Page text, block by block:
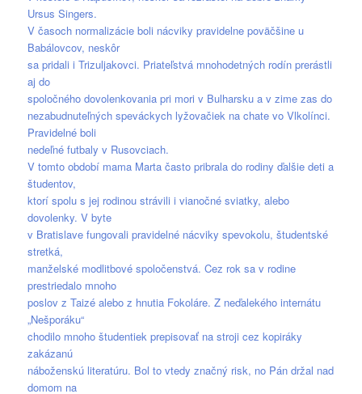
Ursus Singers.
V časoch normalizácie boli nácviky pravidelne poväčšine u
Babálovcov, neskôr
sa pridali i Trizuljakovci. Priateľstvá mnohodetných rodín prerástli
aj do
spoločného dovolenkovania pri mori v Bulharsku a v zime zas do
nezabudnuteľných speváckych lyžovačiek na chate vo Vlkolínci.
Pravidelné boli
nedeľné futbaly v Rusovciach.
V tomto období mama Marta často pribrala do rodiny ďalšie deti a
študentov,
ktorí spolu s jej rodinou strávili i vianočné sviatky, alebo
dovolenky. V byte
v Bratislave fungovali pravidelné nácviky spevokolu, študentské
stretká,
manželské modlitbové spoločenstvá. Cez rok sa v rodine
prestriedalo mnoho
poslov z Taizé alebo z hnutia Fokoláre. Z neďalekého internátu
„Nešporáku“
chodilo mnoho študentiek prepisovať na stroji cez kopiráky
zakázanú
náboženskú literatúru. Bol to vtedy značný risk, no Pán držal nad
domom na